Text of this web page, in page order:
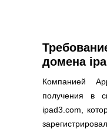
CHMOD
Полезное
Новости о доменах
Статьи о доменах
домена
Компанией
получения в
ipad3.com,